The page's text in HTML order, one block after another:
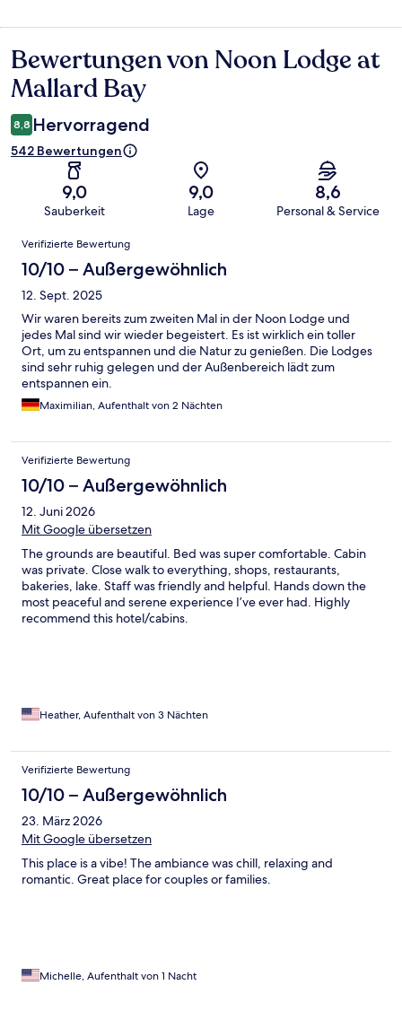
Bewertungen
Bewertungen von Noon Lodge at
Mallard Bay
8,8 Hervorragend
542 Bewertungen
9,0
Sauberkeit
9,0
Lage
8,6
Personal & Service
Bewertungen
Verifizierte Bewertung
10/10 – Außergewöhnlich
12. Sept. 2025
Wir waren bereits zum zweiten Mal in der Noon Lodge und
jedes Mal sind wir wieder begeistert. Es ist wirklich ein toller
Ort, um zu entspannen und die Natur zu genießen. Die Lodges
sind sehr ruhig gelegen und der Außenbereich lädt zum
entspannen ein.
Maximilian, Aufenthalt von 2 Nächten
Verifizierte Bewertung
10/10 – Außergewöhnlich
12. Juni 2026
Mit Google übersetzen
The grounds are beautiful. Bed was super comfortable. Cabin
was private. Close walk to everything, shops, restaurants,
bakeries, lake. Staff was friendly and helpful. Hands down the
most peaceful and serene experience I’ve ever had. Highly
recommend this hotel/cabins.
Heather, Aufenthalt von 3 Nächten
Verifizierte Bewertung
10/10 – Außergewöhnlich
23. März 2026
Mit Google übersetzen
This place is a vibe! The ambiance was chill, relaxing and
romantic. Great place for couples or families.
Michelle, Aufenthalt von 1 Nacht